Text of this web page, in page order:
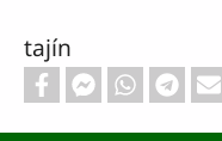
tajín